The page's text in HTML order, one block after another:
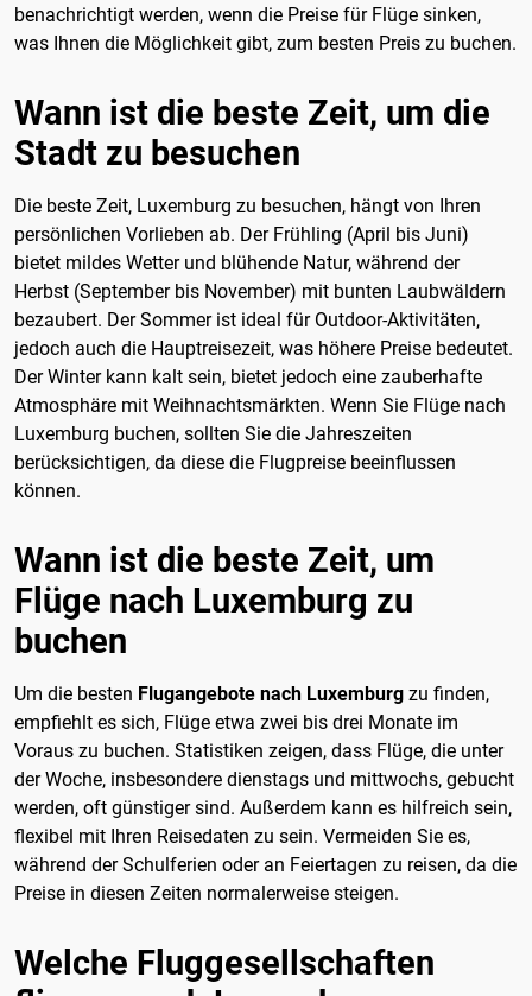
benachrichtigt werden, wenn die Preise für Flüge sinken,
was Ihnen die Möglichkeit gibt, zum besten Preis zu buchen.
Wann ist die beste Zeit, um die
Stadt zu besuchen
Die beste Zeit, Luxemburg zu besuchen, hängt von Ihren
persönlichen Vorlieben ab. Der Frühling (April bis Juni)
bietet mildes Wetter und blühende Natur, während der
Herbst (September bis November) mit bunten Laubwäldern
bezaubert. Der Sommer ist ideal für Outdoor-Aktivitäten,
jedoch auch die Hauptreisezeit, was höhere Preise bedeutet.
Der Winter kann kalt sein, bietet jedoch eine zauberhafte
Atmosphäre mit Weihnachtsmärkten. Wenn Sie Flüge nach
Luxemburg buchen, sollten Sie die Jahreszeiten
berücksichtigen, da diese die Flugpreise beeinflussen
können.
Wann ist die beste Zeit, um
Flüge nach Luxemburg zu
buchen
Um die besten Flugangebote nach Luxemburg zu finden,
empfiehlt es sich, Flüge etwa zwei bis drei Monate im
Voraus zu buchen. Statistiken zeigen, dass Flüge, die unter
der Woche, insbesondere dienstags und mittwochs, gebucht
werden, oft günstiger sind. Außerdem kann es hilfreich sein,
flexibel mit Ihren Reisedaten zu sein. Vermeiden Sie es,
während der Schulferien oder an Feiertagen zu reisen, da die
Preise in diesen Zeiten normalerweise steigen.
Welche Fluggesellschaften